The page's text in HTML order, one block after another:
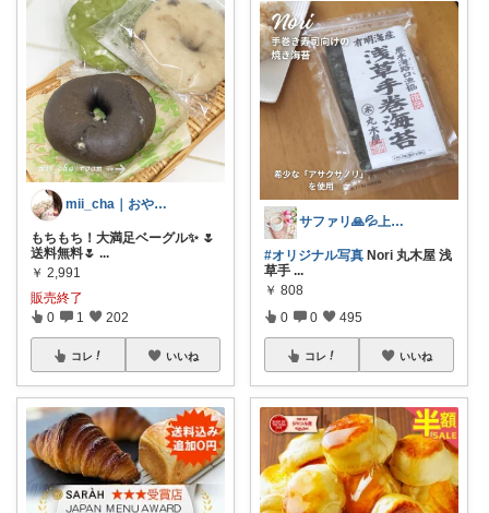
mii_cha｜おやつと暮らし🌷
もちもち！大満足ベーグル✨ 🌷
送料無料🌷 ...
￥ 2,991
販売終了
0 1 202
コレ いいね
サファリ‎🙏💦上限中
#オリジナル写真 Nori 丸木屋 浅
草手 ...
￥ 808
0 0 495
コレ いいね